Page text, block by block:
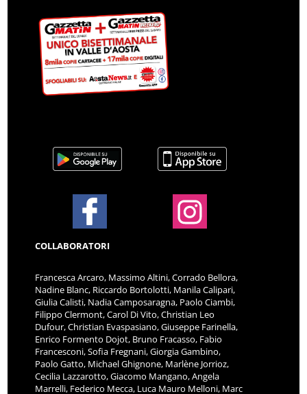
COLLABORATORI
Francesca Arcaro, Massimo Altini, Corrado Bellora,
Nadine Blanc, Riccardo Bortolotti, Manila Calipari,
Giulia Calisti, Nadia Camposaragna, Paolo Ciambi,
Filippo Clermont, Carol Di Vito, Christian Leo
Dufour, Christian Evaspasiano, Giuseppe Farinella,
Enrico Formento Dojot, Bruno Fracasso, Fabio
Francesconi, Sofia Fregnani, Giorgia Gambino,
Paolo Gatto, Michael Ghignone, Marlène Jorrioz,
Cecilia Lazzarotto, Giacomo Mangano, Angela
Marrelli, Federico Mecca, Luca Mauro Melloni, Marc